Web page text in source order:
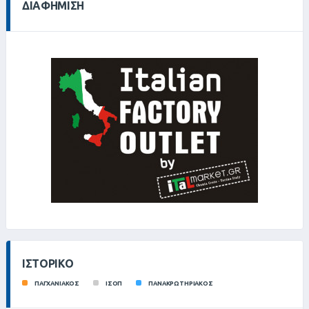
ΔΙΑΦΉΜΙΣΗ
ΙΣΤΟΡΙΚΌ
ΠΑΓΧΑΝΙΑΚΟΣ ΙΣΟΠ ΠΑΝΑΚΡΩΤΗΡΙΑΚΟΣ